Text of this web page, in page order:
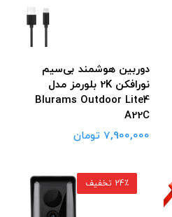
دوربین هوشمند بی‌‌سیم
نورافکن 2K بلورمز مدل
Blurams Outdoor Lite4
A22C
7,900,000 تومان
24٪ تخفیف